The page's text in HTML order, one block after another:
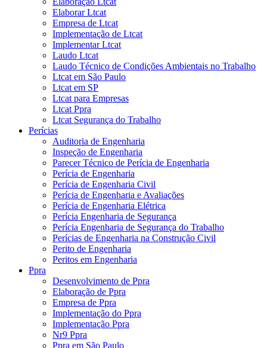
Elaborar Ltcat
Empresa de Ltcat
Implementação de Ltcat
Implementar Ltcat
Laudo Ltcat
Laudo Técnico de Condições Ambientais no Trabalho
Ltcat em São Paulo
Ltcat em SP
Ltcat para Empresas
Ltcat Ppra
Ltcat Segurança do Trabalho
Perícias
Auditoria de Engenharia
Inspeção de Engenharia
Parecer Técnico de Perícia de Engenharia
Perícia de Engenharia
Perícia de Engenharia Civil
Perícia de Engenharia e Avaliações
Perícia de Engenharia Elétrica
Perícia Engenharia de Segurança
Perícia Engenharia de Segurança do Trabalho
Perícias de Engenharia na Construção Civil
Perito de Engenharia
Peritos em Engenharia
Ppra
Desenvolvimento de Ppra
Elaboração de Ppra
Empresa de Ppra
Implementação do Ppra
Implementação Ppra
Nr9 Ppra
Ppra em São Paulo